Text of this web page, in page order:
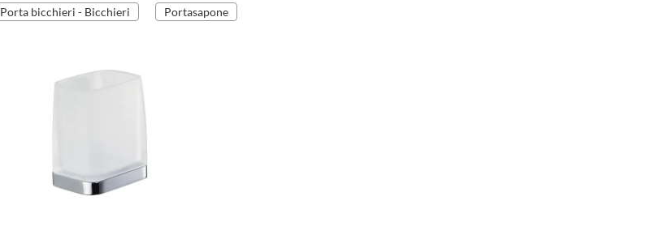
Porta bicchieri - Bicchieri Portasapone